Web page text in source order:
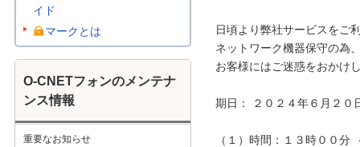
日頃より弊社サービスをご
ネットワーク機器保守の為
お客様にはご迷惑をおかけ
期日： ２０２４年６月２０
（１）時間：１３時００分
イド
マークとは
O-CNETフォンのメンテナ
ンス情報
重要なお知らせ